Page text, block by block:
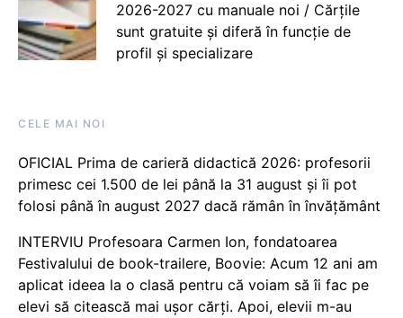
2026-2027 cu manuale noi / Cărțile
sunt gratuite și diferă în funcție de
profil și specializare
CELE MAI NOI
OFICIAL Prima de carieră didactică 2026: profesorii
primesc cei 1.500 de lei până la 31 august și îi pot
folosi până în august 2027 dacă rămân în învățământ
INTERVIU Profesoara Carmen Ion, fondatoarea
Festivalului de book-trailere, Boovie: Acum 12 ani am
aplicat ideea la o clasă pentru că voiam să îi fac pe
elevi să citească mai ușor cărți. Apoi, elevii m-au